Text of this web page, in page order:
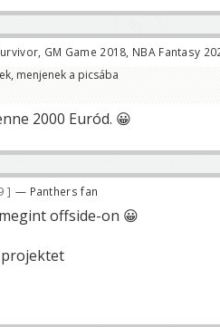
GM Game 2018, NBA Fantasy
menjenek a picsába
2000 Euród. 😀
— Panthers fan
offside-on 😀